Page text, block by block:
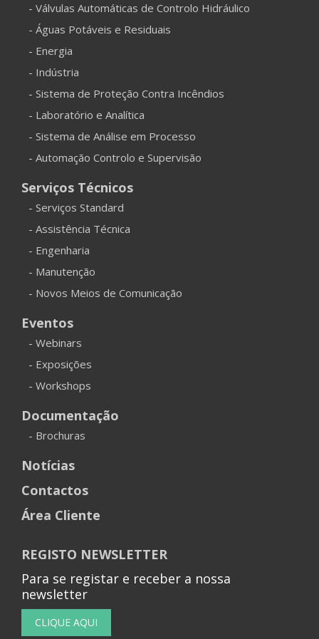
- Válvulas Automáticas de Controlo Hidráulico
- Águas Potáveis e Residuais
- Energia
- Indústria
- Sistema de Proteção Contra Incêndios
- Laboratório e Analítica
- Sistema de Análise em Processo
- Automação Controlo e Supervisão
Serviços Técnicos
- Serviços Standard
- Assistência Técnica
- Engenharia
- Manutenção
- Novos Meios de Comunicação
Eventos
- Webinars
- Exposições
- Workshops
Documentação
- Brochuras
Notícias
Contactos
Área Cliente
REGISTO NEWSLETTER
Para se registar e receber a nossa
newsletter